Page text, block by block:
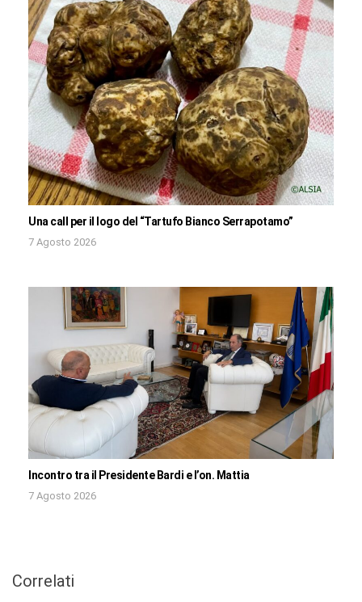
Una call per il logo del “Tartufo Bianco Serrapotamo”
7 Agosto 2026
Incontro tra il Presidente Bardi e l’on. Mattia
7 Agosto 2026
Correlati